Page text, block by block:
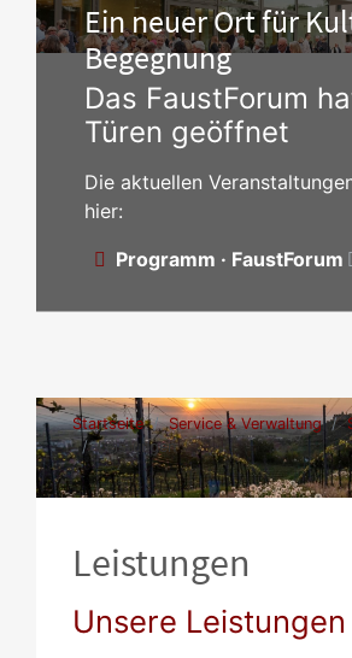
Ein neuer Ort für
Begegnung
Das FaustForum
Türen geöffnet
Die aktuellen
hier:
Programm · FaustForum
Startseite Service & Verwaltung
Leistungen
Leistungen
Unsere Leistungen